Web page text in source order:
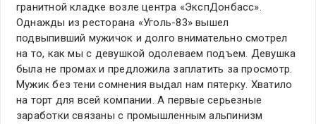
гранитной кладке возле центра «ЭкспДонбасс».
Однажды из ресторана «Уголь-83» вышел
подвыпивший мужичок и долго внимательно смотрел
на то, как мы с девушкой одолеваем подъем. Девушка
была не промах и предложила заплатить за просмотр.
Мужик без тени сомнения выдал нам пятерку. Хватило
на торт для всей компании. А первые серьезные
заработки связаны с промышленным альпинизм